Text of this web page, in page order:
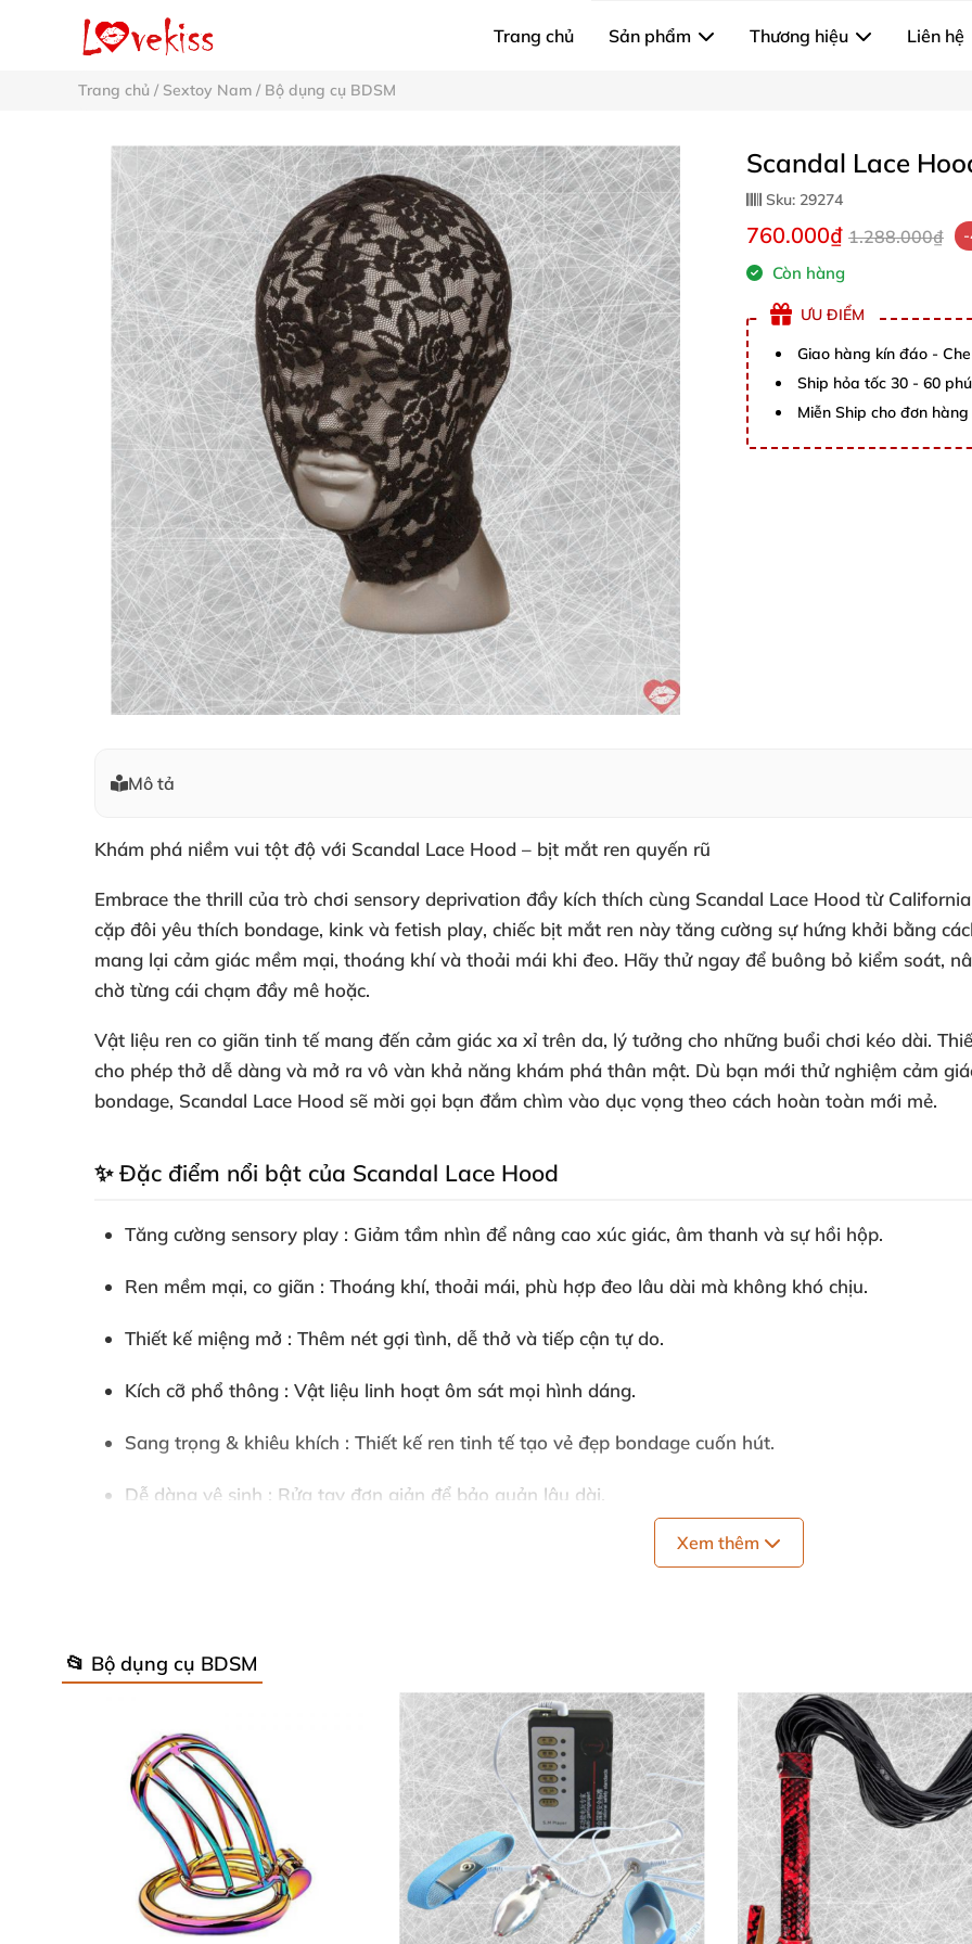
Trang chủ Sản phẩm Thương hiệu Liên hệ
Trang chủ / Sextoy Nam / Bộ dụng cụ BDSM
Scandal Lace
Sku: 29274
760.000₫ 1.288.000₫
Còn hàng
ƯU ĐIỂM
Giao hàng kín đáo -
Ship hỏa tốc 30 - 60
Miễn Ship cho đơn
Mô tả
Khám phá niềm vui tột độ với Scandal Lace Hood – bịt mắt ren quyến rũ
Embrace the thrill của trò chơi sensory deprivation đầy kích thích cùng Scandal Lace Hood từ
cặp đôi yêu thích bondage, kink và fetish play, chiếc bịt mắt ren này tăng cường sự hứng khởi bằng
mang lại cảm giác mềm mại, thoáng khívà thoải mái khi đeo. Hãy thử ngay để buông bỏ kiểm soát,
chờ từng cái chạm đầy mê hoặc.
Vật liệu ren co giãn tinh tếmang đến cảm giác xa xỉ trên da, lý tưởng cho những buổi chơi kéo dài.
cho phép thở dễ dàng và mở ra vô vàn khả năng khám phá thân mật. Dù bạn mới thử nghiệm cảm
bondage, Scandal Lace Hood sẽ mời gọi bạn đắm chìm vào dục vọng theo cách hoàn toàn mới mẻ.
✨ Đặc điểm nổi bật của Scandal Lace Hood
Tăng cường sensory play : Giảm tầm nhìn để nâng cao xúc giác, âm thanh và sự hồi hộp.
Ren mềm mại, co giãn : Thoáng khí, thoải mái, phù hợp đeo lâu dài mà không khó chịu.
Thiết kế miệng mở : Thêm nét gợi tình, dễ thở và tiếp cận tự do.
Kích cỡ phổ thông : Vật liệu linh hoạt ôm sát mọi hình dáng.
Sang trọng & khiêu khích : Thiết kế ren tinh tế tạo vẻ đẹp bondage cuốn hút.
Dễ dàng vệ sinh : Rửa tay đơn giản để bảo quản lâu dài.
Thông số kỹ thuật chi tiết – Chất lượng đỉnh cao
Scandal Lace Hood được chế tác tinh xảovới thông số ấn tượng, đảm bảo trải nghiệmbịt mắt ren
Chất liệu : Ren (Polyester) – Mềm mịn, bền bỉ, an toàn cho da nhạy cảm.
Màu sắc: Đen huyền bí – Tạo không khí quyến rũ tối tăm.
Trọng lượng sản phẩm : 1.4 oz (khoảng 40g) – Siêu nhẹ, dễ mang theo.
Xem thêm
📂 Bộ dụng cụ BDSM